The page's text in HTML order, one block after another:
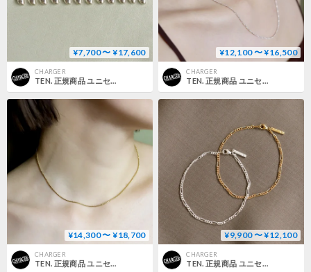
¥7,700 〜 ¥17,600
CHARGER
TEN. 正規商品 ユニセックス アクセサリー テン スイムチャーム シルバー【即日発送】
¥12,100 〜 ¥16,500
CHARGER
TEN. 正規商品 ユニセックス アクセサリー テン フィガロ チェーン ネックレス シルバー/ゴールド 38cm/50cm 2サイズ展開【即日発送】
¥14,300 〜 ¥18,700
CHARGER
TEN. 正規商品 ユニセックス アクセサリー テン ツイスト チェーン ネックレス シルバー/ゴールド 38cm/50cm 2サイズ展開【即日発送】
¥9,900 〜 ¥12,100
CHARGER
TEN. 正規商品 ユニセックス アクセサリー テン フィガロチェーン ブレスレット シルバー/ゴールド【即日発送】(br-0038)(brg-0038)